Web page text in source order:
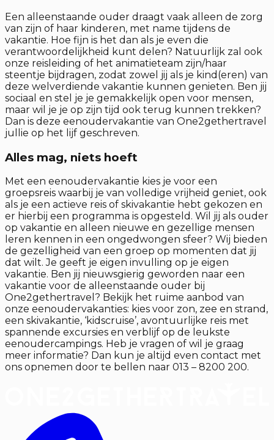
Een alleenstaande ouder draagt vaak alleen de zorg
van zijn of haar kinderen, met name tijdens de
vakantie. Hoe fijn is het dan als je even die
verantwoordelijkheid kunt delen? Natuurlijk zal ook
onze reisleiding of het animatieteam zijn/haar
steentje bijdragen, zodat zowel jij als je kind(eren) van
deze welverdiende vakantie kunnen genieten. Ben jij
sociaal en stel je je gemakkelijk open voor mensen,
maar wil je je op zijn tijd ook terug kunnen trekken?
Dan is deze eenoudervakantie van One2gethertravel
jullie op het lijf geschreven.
Alles mag, niets hoeft
Met een eenoudervakantie kies je voor een
groepsreis waarbij je van volledige vrijheid geniet, ook
als je een actieve reis of skivakantie hebt gekozen en
er hierbij een programma is opgesteld. Wil jij als ouder
op vakantie en alleen nieuwe en gezellige mensen
leren kennen in een ongedwongen sfeer? Wij bieden
de gezelligheid van een groep op momenten dat jij
dat wilt. Je geeft je eigen invulling op je eigen
vakantie. Ben jij nieuwsgierig geworden naar een
vakantie voor de alleenstaande ouder bij
One2gethertravel? Bekijk het ruime aanbod van
onze eenoudervakanties: kies voor zon, zee en strand,
een skivakantie, ‘kidscruise’, avontuurlijke reis met
spannende excursies en verblijf op de leukste
eenoudercampings. Heb je vragen of wil je graag
meer informatie? Dan kun je altijd even contact met
ons opnemen door te bellen naar 013 – 8200 200.